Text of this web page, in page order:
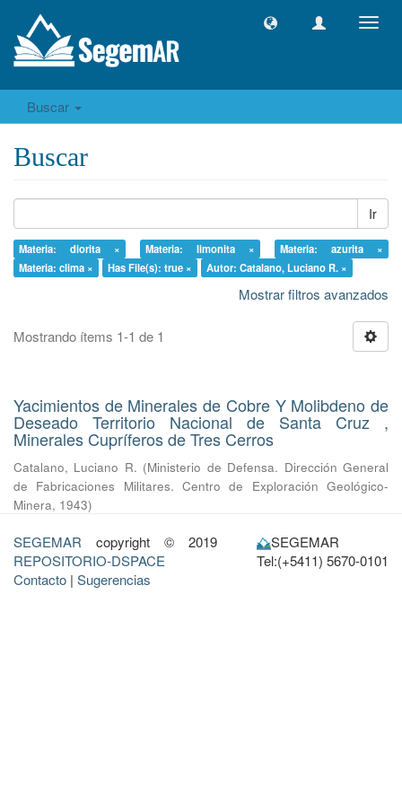
Buscar
Buscar
Ir
Materia: diorita × Materia: limonita ×
Materia: azurita ×
Materia: clima ×
Has File(s): true × Autor: Catalano, Luciano R. ×
Mostrar filtros avanzados
Mostrando ítems 1-1 de 1
Yacimientos de Minerales de Cobre Y Molibdeno de
Deseado Territorio Nacional de Santa Cruz ,
Minerales Cupríferos de Tres Cerros
Catalano, Luciano R. (Ministerio de Defensa. Dirección General
de Fabricaciones Militares. Centro de Exploración Geológico-
Minera, 1943)
SEGEMAR copyright © 2019
REPOSITORIO-DSPACE
Contacto | Sugerencias
SEGEMAR
Tel:(+5411) 5670-0101